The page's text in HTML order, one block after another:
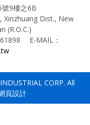
9樓之6B
Xinzhuang Dist., New
(R.O.C.)
E-MAIL：
CORP. All
頁設計